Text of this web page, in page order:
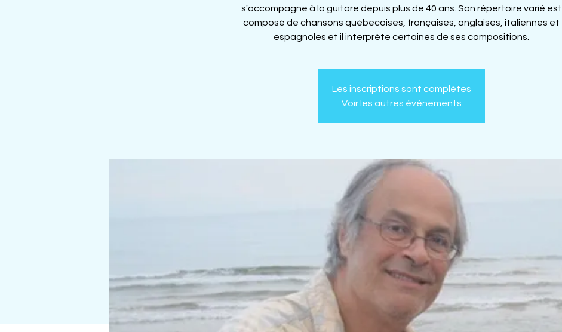
s'accompagne à la guitare depuis plus de 40 ans. Son répertoire varié est
composé de chansons québécoises, françaises, anglaises, italiennes et
espagnoles et il interprète certaines de ses compositions.
Les inscriptions sont complètes
Voir les autres événements